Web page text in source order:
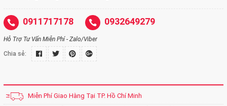
0911717178 0932649279
Hỗ Trợ Tư Vấn Miễn Phí - Zalo/Viber
Chia sẻ:
Miễn Phí Giao Hàng Tại TP. Hồ Chí Minh